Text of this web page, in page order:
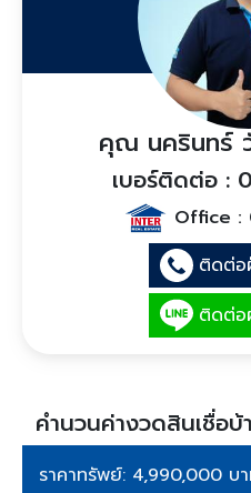
คุณ นครินทร์
เบอร์ติดต่อ :
Office :
ติดต่อ
ติดต่อ
คำนวนค่างวดสินเชื่อบ้
ราคาทรัพย์: 4,990,000 บ